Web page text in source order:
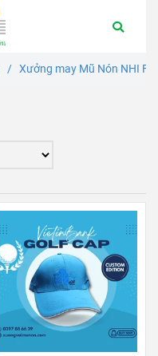
/ Xưởng may Mũ Nón NHI